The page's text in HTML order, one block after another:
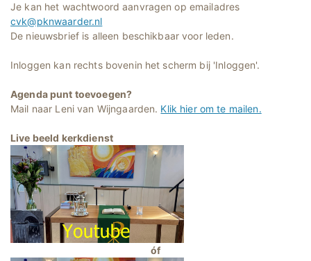
Je kan het wachtwoord aanvragen op emailadres
cvk@pknwaarder.nl
De nieuwsbrief is alleen beschikbaar voor leden.
Inloggen kan rechts bovenin het scherm bij 'Inloggen'.
Agenda punt toevoegen?
Mail naar Leni van Wijngaarden. Klik hier om te mailen.
Live beeld kerkdienst
óf